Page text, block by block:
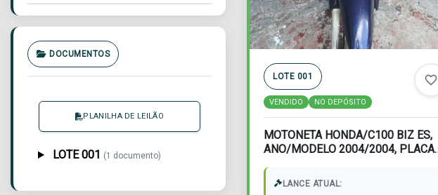
DOCUMENTOS
PLANILHA DE LEILÃO
LOTE 001 (1 documento)
LOTE 001
VENDIDO NO DEPÓSITO
favorite_border
MOTONETA HONDA/C100 BIZ ES,
ANO/MODELO 2004/2004, PLACA
LANCE ATUAL: